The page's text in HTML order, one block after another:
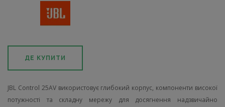
ДЕ КУПИТИ
JBL Control 25AV використовує глибокий корпус, компоненти високої
потужності та складну мережу для досягнення надзвичайно